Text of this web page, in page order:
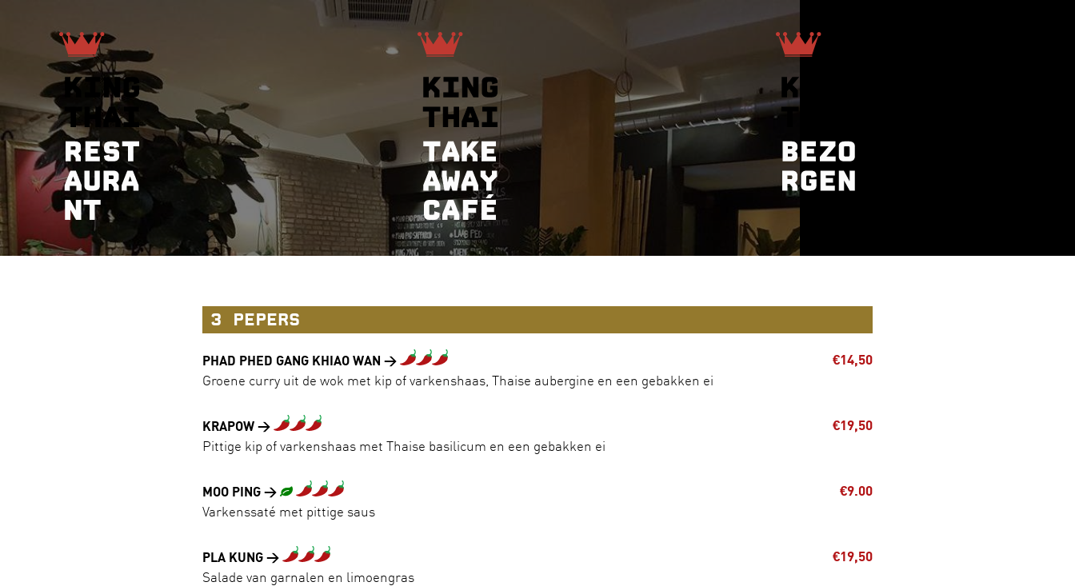
3 PEPERS
€14,50
PHAD PHED GANG KHIAO WAN
Groene curry uit de wok met kip of varkenshaas, Thaise aubergine en een gebakken ei
€19,50
KRAPOW
Pittige kip of varkenshaas met Thaise basilicum en een gebakken ei
€9.00
MOO PING
Varkenssaté met pittige saus
€19,50
PLA KUNG
Salade van garnalen en limoengras